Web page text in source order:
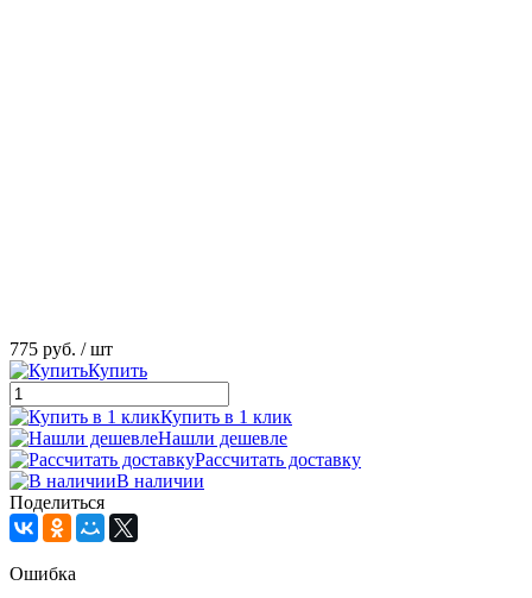
775 руб. / шт
Купить
Купить в 1 клик
Нашли дешевле
Рассчитать доставку
В наличии
Поделиться
Ошибка